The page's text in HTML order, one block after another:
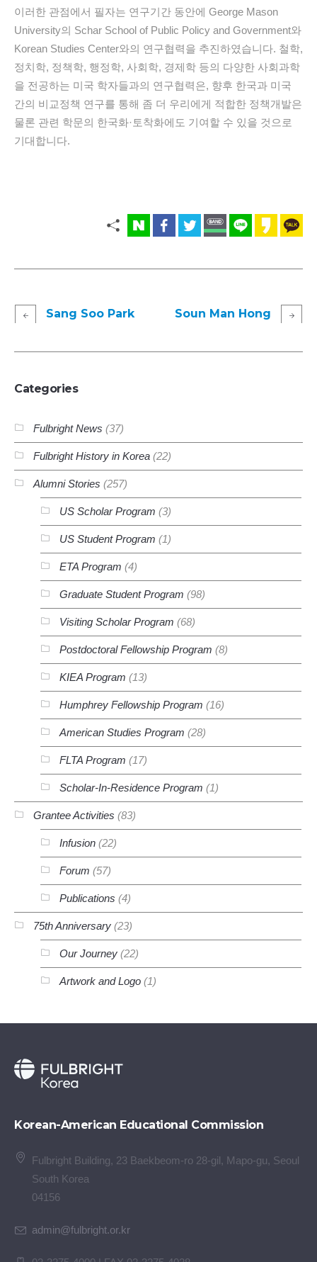
이러한 관점에서 필자는 연구기간 동안에 George Mason
University의 Schar School of Public Policy and Government와
Korean Studies Center와의 연구협력을 추진하였습니다. 철학,
정치학, 정책학, 행정학, 사회학, 경제학 등의 다양한 사회과학
을 전공하는 미국 학자들과의 연구협력은, 향후 한국과 미국
간의 비교정책 연구를 통해 좀 더 우리에게 적합한 정책개발은
물론 관련 학문의 한국화·토착화에도 기여할 수 있을 것으로
기대합니다.
Sang Soo Park Soun Man Hong
Categories
Fulbright News (37)
Fulbright History in Korea (22)
Alumni Stories (257)
US Scholar Program (3)
US Student Program (1)
ETA Program (4)
Graduate Student Program (98)
Visiting Scholar Program (68)
Postdoctoral Fellowship Program (8)
KIEA Program (13)
Humphrey Fellowship Program (16)
American Studies Program (28)
FLTA Program (17)
Scholar-In-Residence Program (1)
Grantee Activities (83)
Infusion (22)
Forum (57)
Publications (4)
75th Anniversary (23)
Our Journey (22)
Artwork and Logo (1)
Korean-American Educational Commission
Fulbright Building, 23 Baekbeom-ro 28-gil, Mapo-gu, Seoul
South Korea
04156
admin@fulbright.or.kr